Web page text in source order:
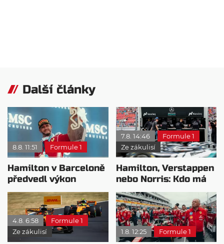
Další články
8.8. 11:51 Formule 1
Hamilton v Barceloně
předvedl výkon
pravého šampiona
7.8. 14:46
Formule 1
Ze zákulisí
Hamilton, Verstappen
nebo Norris: Kdo má
nejvyšší plat?
4.8. 6:58
Formule 1
Ze zákulisí
1.8. 12:25 Formule 1